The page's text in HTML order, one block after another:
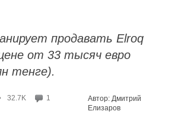
продавать Elroq
от 33 тысяч евро
тенге).
32.7K 1
Автор: Дмитрий
Елизаров